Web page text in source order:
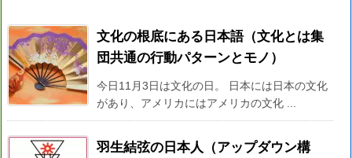
文化の根底にある日本語（文化とは集
団共通の行動パターンとモノ）
今日11月3日は文化の日。 日本には日本の文化
があり、アメリカにはアメリカの文化 ...
羽生結弦の日本人（アップダウン構